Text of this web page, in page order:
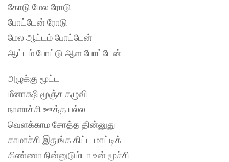
கோடு மேல ரோடு
போட்டேன் ரோடு
மேல ஆட்டம் போட்டேன்
ஆட்டம் போட்டு ஆள போட்டேன்
அழுக்கு மூட்ட
மீனாக்ஷி மூஞ்ச கழுவி
நாளாச்சி ஊத்த பல்ல
வெளக்காம சோத்த தின்னுது
காமாச்சி இதுங்க கிட்ட மாட்டிக்
கிண்ணா நின்னுடும்டா உன் மூச்சி